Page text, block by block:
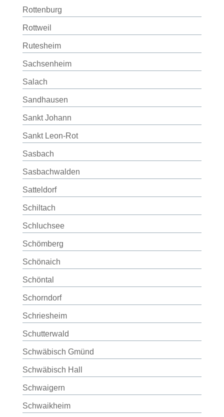
Rottenburg
Rottweil
Rutesheim
Sachsenheim
Salach
Sandhausen
Sankt Johann
Sankt Leon-Rot
Sasbach
Sasbachwalden
Satteldorf
Schiltach
Schluchsee
Schömberg
Schönaich
Schöntal
Schorndorf
Schriesheim
Schutterwald
Schwäbisch Gmünd
Schwäbisch Hall
Schwaigern
Schwaikheim